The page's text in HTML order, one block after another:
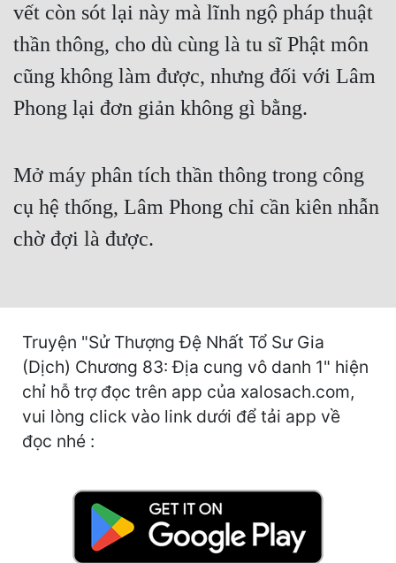
Cổ Tiên Hiệp
Cổ Đại
Dị Năng
Gia Đấu
Huyền Huyễn
Huyền Nghi
Huyền Ảo
Hài Hước
vết còn sót lại này mà lĩnh ngộ pháp thuật
thần thông, cho dù cùng là tu sĩ Phật môn
cũng không làm được, nhưng đối với Lâm
Phong lại đơn giản không gì bằng.
Mở máy phân tích thần thông trong công
cụ hệ thống, Lâm Phong chỉ cần kiên nhẫn
chờ đợi là được.
Truyện "Sử Thượng Đệ Nhất Tổ Sư Gia
(Dịch) Chương 83: Địa cung vô danh 1" hiện
chỉ hỗ trợ đọc trên app của xalosach.com,
vui lòng click vào link dưới để tải app về
đọc nhé :